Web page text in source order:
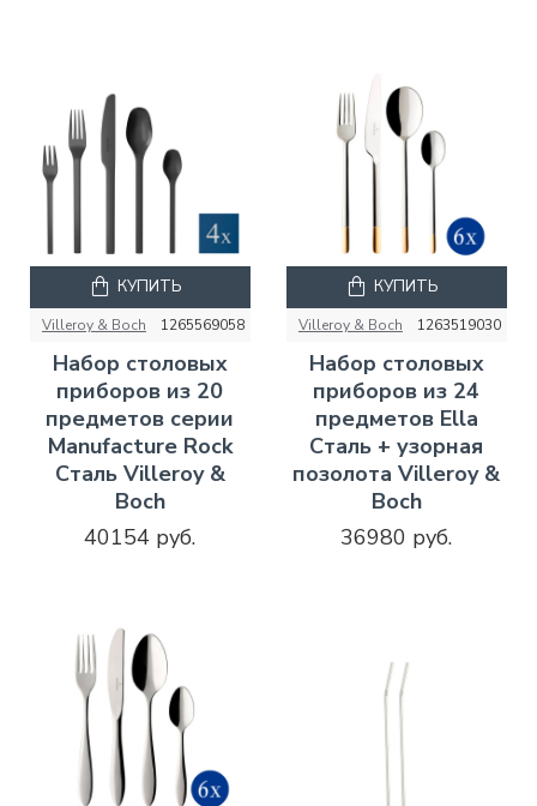
Villeroy & Boch 1265569058
Набор столовых
приборов из 20
предметов серии
Manufacture Rock
Сталь Villeroy &
Boch
40154 руб.
КУПИТЬ
Villeroy & Boch 1263519030
Набор столовых
приборов из 24
предметов Ella
Сталь + узорная
позолота Villeroy &
Boch
36980 руб.
КУПИТЬ